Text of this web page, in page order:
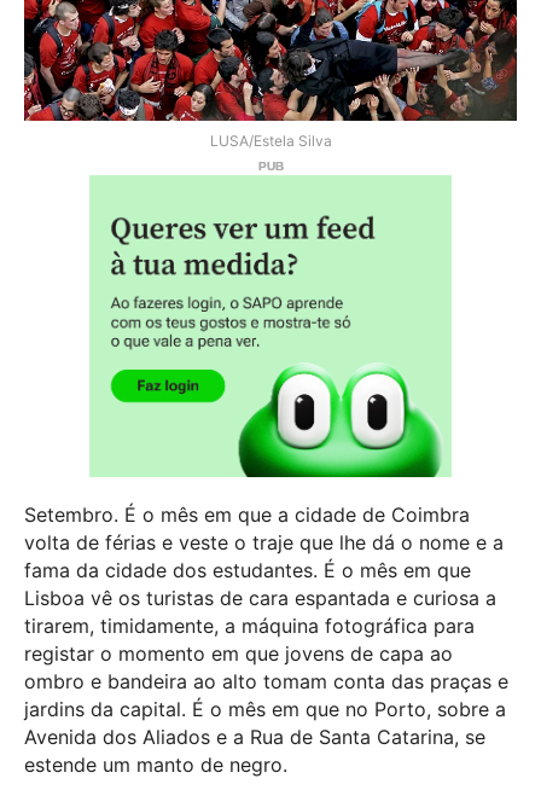
LUSA/Estela Silva
Setembro. É o mês em que a cidade de Coimbra
volta de férias e veste o traje que lhe dá o nome e a
fama da cidade dos estudantes. É o mês em que
Lisboa vê os turistas de cara espantada e curiosa a
tirarem, timidamente, a máquina fotográfica para
registar o momento em que jovens de capa ao
ombro e bandeira ao alto tomam conta das praças e
jardins da capital. É o mês em que no Porto, sobre a
Avenida dos Aliados e a Rua de Santa Catarina, se
estende um manto de negro.